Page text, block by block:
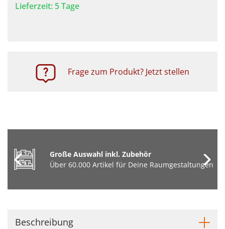
Lieferzeit: 5 Tage
Frage zum Produkt? Jetzt stellen
Große Auswahl inkl. Zubehör
Über 60.000 Artikel für Deine Raumgestaltungen
Beschreibung